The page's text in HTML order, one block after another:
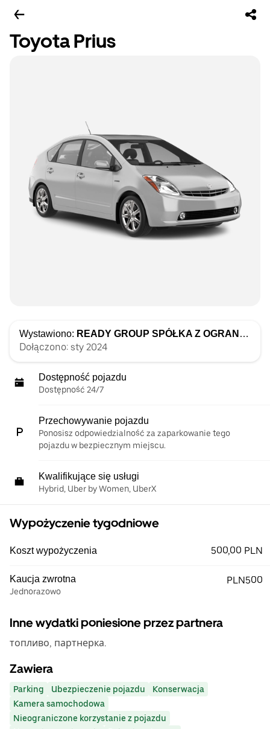
Toyota Prius
Wystawiono: READY GROUP SPÓŁKA Z OGRANICZONĄ ODPOWIEDZIALNOŚCIĄ
Dołączono: sty 2024
Dostępność pojazdu
Dostępność 24/7
Przechowywanie pojazdu
Ponosisz odpowiedzialność za zaparkowanie tego
pojazdu w bezpiecznym miejscu.
Kwalifikujące się usługi
Hybrid, Uber by Women, UberX
Wypożyczenie tygodniowe
Koszt wypożyczenia 500,00 PLN
Kaucja zwrotna
Jednorazowo
PLN500
Inne wydatki poniesione przez partnera
топливо, партнерка.
Zawiera
Parking Ubezpieczenie pojazdu
Konserwacja
Kamera samochodowa
Nieograniczone korzystanie z pojazdu